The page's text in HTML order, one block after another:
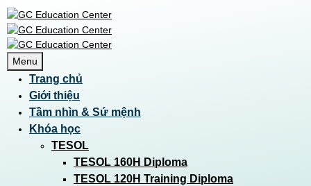
Menu
Trang chủ
Giới thiệu
Tầm nhìn & Sứ mệnh
Khóa học
TESOL
TESOL 160H Diploma
TESOL 120H Training Diploma